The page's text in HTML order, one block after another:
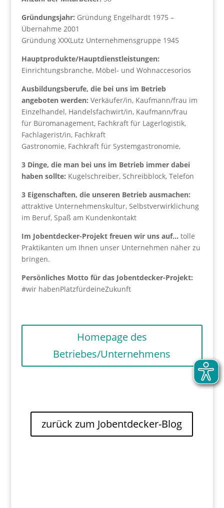
Gründungsjahr: Gründung Engelhardt 1975 –
Übernahme 2001
Gründung XXXLutz Unternehmensgruppe 1945
Hauptprodukte/Hauptdienstleistungen:
Einrichtungsbranche, Möbel- und Wohnaccesorios
Ausbildungsberufe, die bei uns im Betrieb
angeboten werden: Verkäufer/in, Kaufmann/frau im
Einzelhandel, Handelsfachwirt/in, Kaufmann/frau
für Büromanagement, Fachkraft für Lagerlogistik,
Fachlagerist/in, Fachkraft
Gastronomie, Fachkraft für Systemgastronomie,
3 Dinge, die man bei uns im Betrieb immer dabei
haben sollte: Kugelschreiber, Schreibblock, Telefon
3 Eigenschaften, die unseren Betrieb ausmachen:
attraktive Unternehmenskultur, Selbstverwirklichung
im Beruf, Spaß am Kundenkontakt
Im Jobentdecker-Projekt freuen wir uns auf… tolle
Praktikanten um Ihnen unser Unternehmen näher zu
bringen.
Persönliches Motto für das Jobentdecker-Projekt:
#wir habenPlatzfürdeineZukunft
Homepage des
Betriebes/Unternehmens
zurück zum Jobentdecker-Blog